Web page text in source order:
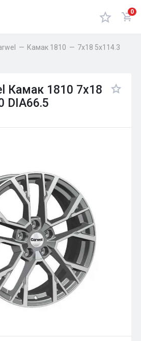
0
— Камак 1810 — 7x18 5x114.3
Камак 1810 7x18
DIA66.5